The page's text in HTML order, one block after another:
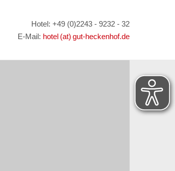
Hotel: +49 (0)2243 - 9232 - 32
E-Mail: hotel (at) gut-heckenhof.de